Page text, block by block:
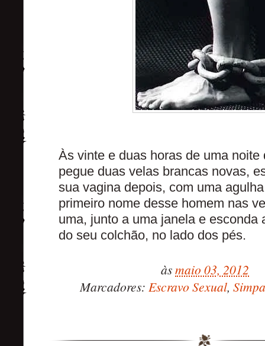
Às vinte e duas horas de uma noite
pegue duas velas brancas novas,
sua vagina depois, com uma
primeiro nome desse homem nas
uma, junto a uma janela e esconda
do seu colchão, no lado dos pés.
àsmaio 03, 2012
Marcadores: Escravo Sexual,